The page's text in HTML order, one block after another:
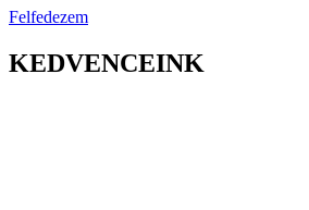
Felfedezem
KEDVENCEINK